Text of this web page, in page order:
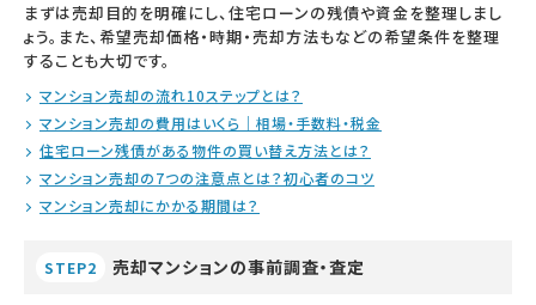
まずは売却目的を明確にし、住宅ローンの残債や資金を整理しまし
ょう。また、希望売却価格・時期・売却方法もなどの希望条件を整理
することも大切です。
マンション売却の流れ10ステップとは？
マンション売却の費用はいくら｜相場・手数料・税金
住宅ローン残債がある物件の買い替え方法とは？
マンション売却の7つの注意点とは？初心者のコツ
マンション売却にかかる期間は？
STEP2 売却マンションの事前調査・査定